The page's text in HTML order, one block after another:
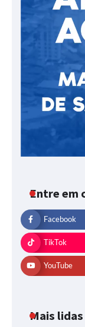
Entre em
Facebook
TikTok
YouTube
Mais lidas